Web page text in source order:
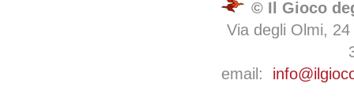
© Il Gioco
Via degli Olmi,
email: